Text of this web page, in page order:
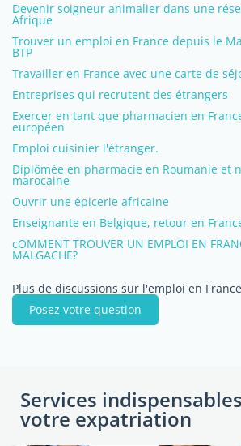
Devenir soigneur animalier dans une
Afrique
Trouver un emploi en France depuis le
BTP
Travailler en France avec une carte de
Entreprises qui recrutent des étrangers
Exercer en tant que pharmacien en
européen
Emploi cuisinier l'étranger.
Diplômée en pharmacie en Roumanie et
marocaine
Ouvrir une épicerie africaine
Enseignante en Belgique, retour en
cOMMENT TROUVER UN EMPLOI EN
MALGACHE?
Plus de discussions sur l'emploi en France
Posez votre question
Services
votre expatriation